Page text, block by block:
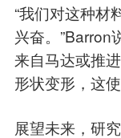
“我们对这种材
兴奋。”Barron
来自马达或推
形状变形，这
展望未来，研